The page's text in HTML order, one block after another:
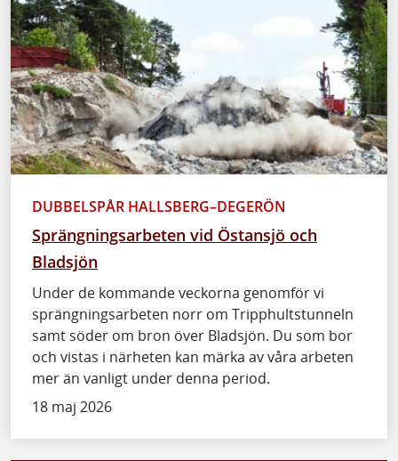
DUBBELSPÅR HALLSBERG–DEGERÖN
Sprängningsarbeten vid Östansjö och
Bladsjön
Under de kommande veckorna genomför vi
sprängningsarbeten norr om Tripphultstunneln
samt söder om bron över Bladsjön. Du som bor
och vistas i närheten kan märka av våra arbeten
mer än vanligt under denna period.
18 maj 2026